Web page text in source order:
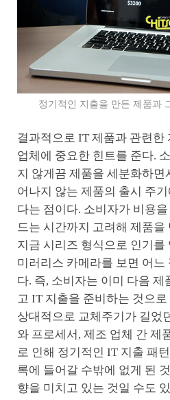
정기적인 지출을 만든 제품과
결과적으로 IT 제품과 관련한
업체에 중요한 힌트를 준다.
지 않게끔 제품을 세분화하면
어나지 않는 제품의 출시 주
다는 점이다. 소비자가 비용
드는 시간까지 고려해 제품을
지금 시리즈 형식으로 인기를
미러리스 카메라를 보면 어느
다. 즉, 소비자는 이미 다음
고 IT 지출을 준비하는 것으
상대적으로 교체주기가 길었
와 프로세서, 제조 업체 간 제
로 인해 정기적인 IT 지출 패
록에 들어갈 수밖에 없게 된
향을 미치고 있는 것일 수도